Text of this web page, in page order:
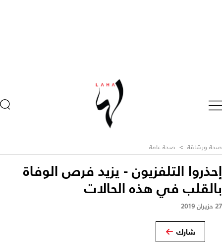
صحة ورشاقة > صحة عامة
إحذروا التلفزيون - يزيد فرص الوفاة
بالقلب في هذه الحالات
27 حزيران 2019
شارك